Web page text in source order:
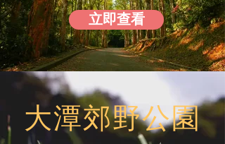
立即查看
大潭郊野公園